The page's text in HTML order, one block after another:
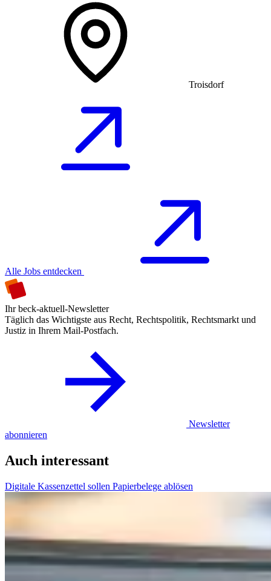
Troisdorf
Alle Jobs entdecken
Ihr beck-aktuell-Newsletter
Täglich das Wichtigste aus Recht, Rechtspolitik, Rechtsmarkt und
Justiz in Ihrem Mail-Postfach.
Newsletter
abonnieren
Auch interessant
Digitale Kassenzettel sollen Papierbelege ablösen